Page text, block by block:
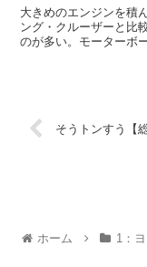
大きめのエンジンを積
ング・クルーザーと比
のが多い。モーターボ
そうトンすう【
ホーム 1：